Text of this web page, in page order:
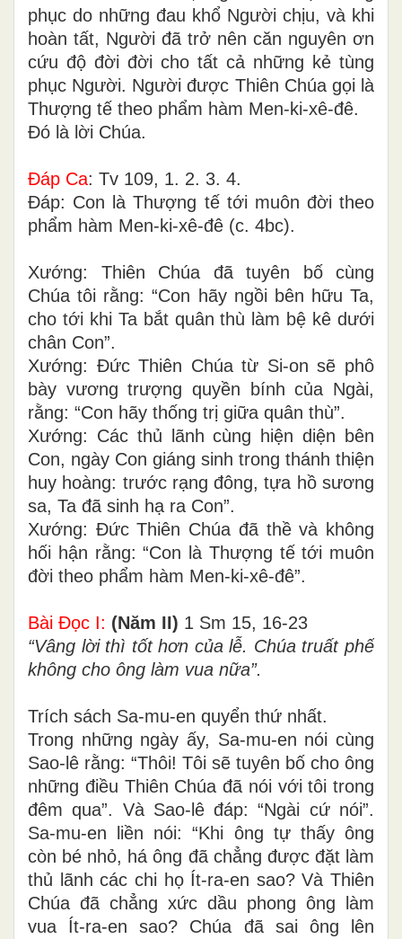
phục do những đau khổ Người chịu, và khi
hoàn tất, Người đã trở nên căn nguyên ơn
cứu độ đời đời cho tất cả những kẻ tùng
phục Người. Người được Thiên Chúa gọi là
Thượng tế theo phẩm hàm Men-ki-xê-đê.
Ðó là lời Chúa.
Ðáp Ca: Tv 109, 1. 2. 3. 4.
Ðáp: Con là Thượng tế tới muôn đời theo
phẩm hàm Men-ki-xê-đê (c. 4bc).
Xướng: Thiên Chúa đã tuyên bố cùng
Chúa tôi rằng: “Con hãy ngồi bên hữu Ta,
cho tới khi Ta bắt quân thù làm bệ kê dưới
chân Con”.
Xướng: Ðức Thiên Chúa từ Si-on sẽ phô
bày vương trượng quyền bính của Ngài,
rằng: “Con hãy thống trị giữa quân thù”.
Xướng: Các thủ lãnh cùng hiện diện bên
Con, ngày Con giáng sinh trong thánh thiện
huy hoàng: trước rạng đông, tựa hồ sương
sa, Ta đã sinh hạ ra Con”.
Xướng: Ðức Thiên Chúa đã thề và không
hối hận rằng: “Con là Thượng tế tới muôn
đời theo phẩm hàm Men-ki-xê-đê”.
Bài Ðọc I: (Năm II) 1 Sm 15, 16-23
“Vâng lời thì tốt hơn của lễ. Chúa truất phế
không cho ông làm vua nữa”.
Trích sách Sa-mu-en quyển thứ nhất.
Trong những ngày ấy, Sa-mu-en nói cùng
Sao-lê rằng: “Thôi! Tôi sẽ tuyên bố cho ông
những điều Thiên Chúa đã nói với tôi trong
đêm qua”. Và Sao-lê đáp: “Ngài cứ nói”.
Sa-mu-en liền nói: “Khi ông tự thấy ông
còn bé nhỏ, há ông đã chẳng được đặt làm
thủ lãnh các chi họ Ít-ra-en sao? Và Thiên
Chúa đã chẳng xức dầu phong ông làm
vua Ít-ra-en sao? Chúa đã sai ông lên